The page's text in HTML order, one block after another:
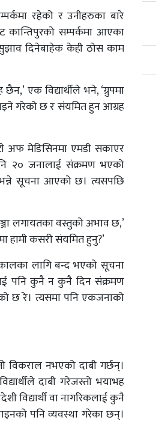
रहेको र उनीहरुका बारे
कान्तिपुरको सम्पर्कमा आएका
सुझाव दिनेबाहेक केही ठोस काम
एक विद्यार्थीले भने, ‘ग्रुपमा
गरेको छ र संयमित हुन आग्रह
अफ मेडिसिनमा एमडी सकाएर
२० जनालाई संक्रमण भएको
सूचना आएको छ। त्यसपछि
लगायतका वस्तुको अभाव छ,’
हामी कसरी संयमित हुनु?’
लागि बन्द भएको सूचना
पनि कुनै न कुनै दिन संक्रमण
छ रे। त्यसमा पनि एकजनाको
विकराल नभएको दाबी गर्छन्।
दाबी गरेजस्तो भयाभह
विद्यार्थी वा नागरिकलाई कुनै
पनि व्यवस्था गरेका छन्।